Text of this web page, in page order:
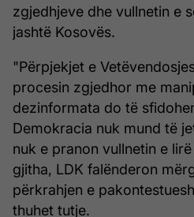
zgjedhjeve dhe vullnetin e
jashtë Kosovës.
"Përpjekjet e
procesin zgjedhor me
dezinformata do të
Demokracia nuk mund të
nuk e pranon vullnetin e
gjitha, LDK falënderon
përkrahjen e
thuhet tutje.